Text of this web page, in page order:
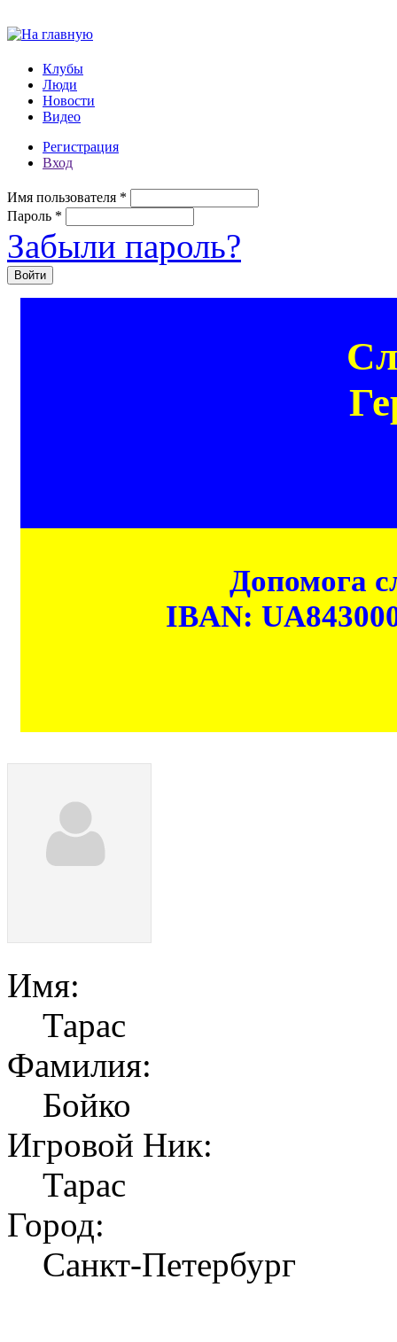
Клубы
Люди
Новости
Видео
Регистрация
Вход
Имя пользователя *
Пароль *
Забыли пароль?
Допомога
IBAN:
Имя:
Тарас
Фамилия:
Бойко
Игровой Ник:
Тарас
Город:
Санкт-Петербург